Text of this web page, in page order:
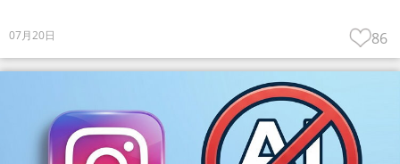
07月20日 86